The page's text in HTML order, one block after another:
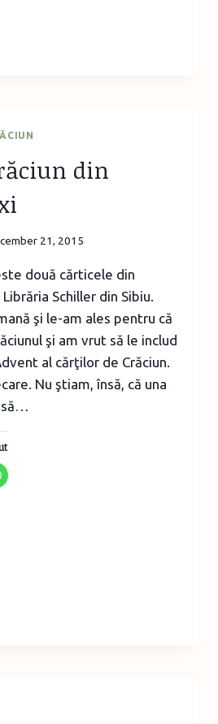
din
21, 2015
două cărticele din
Schiller din Sibiu.
şi le-am ales pentru că
şi am vrut să le includ
al cărţilor de Crăciun.
Nu ştiam, însă, că una